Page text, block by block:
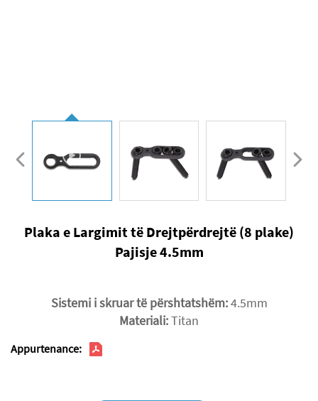
Plaka e Largimit të Drejtpërdrejtë (8 plake)
Pajisje 4.5mm
Sistemi i skruar të përshtatshëm:4.5mm
Materiali:Titan
Appurtenance: